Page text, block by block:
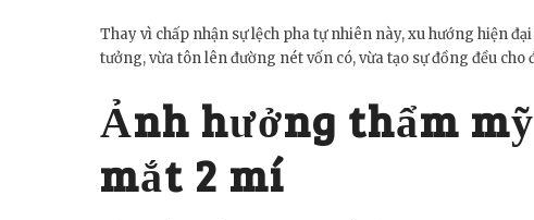
Thay vì chấp nhận sự lệch pha tự nhiên này, xu hướng hiện
tưởng, vừa tôn lên đường nét vốn có, vừa tạo sự đồng đều
Ảnh hưởng thẩm
mắt 2 mí